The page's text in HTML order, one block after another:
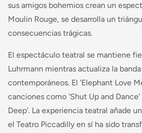
sus amigos bohemios crean un
Moulin Rouge, se desarrolla un
consecuencias trágicas.
El espectáculo teatral se mantiene
Luhrmann mientras actualiza la
contemporáneos. El 'Elephant Love
canciones como 'Shut Up and
Deep'. La experiencia teatral añade
el Teatro Piccadilly en sí ha sido